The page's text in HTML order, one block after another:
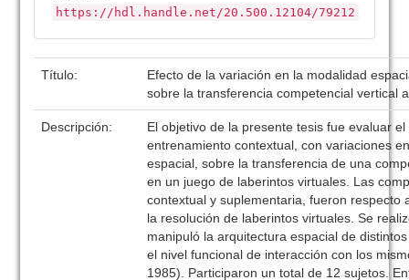
https://hdl.handle.net/20.500.12104/79212
Título:
Efecto de la variación en la modalidad
sobre la transferencia competencial vertical
Descripción:
El objetivo de la presente tesis fue evaluar
entrenamiento contextual, con variaciones
espacial, sobre la transferencia de una
en un juego de laberintos virtuales. Las
contextual y suplementaria, fueron respecto
la resolución de laberintos virtuales. Se
manipuló la arquitectura espacial de
el nivel funcional de interacción con los
1985). Participaron un total de 12 sujetos.